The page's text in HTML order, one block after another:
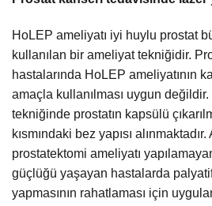
HoLEP ameliyatı iyi huylu prostat
kullanılan bir ameliyat tekniğidir.
hastalarında HoLEP ameliyatının
amaçla kullanılması uygun
tekniğinde prostatın kapsülü
kısmındaki bez yapısı
prostatektomi ameliyatı
güçlüğü yaşayan hastalarda
yapmasının rahatlaması için